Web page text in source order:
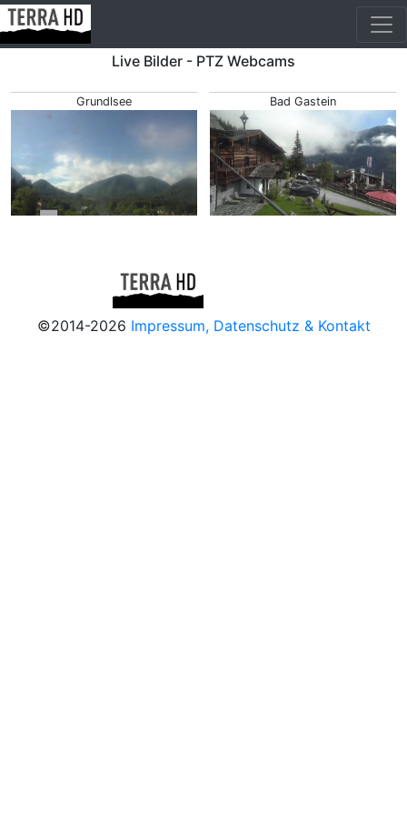
Live Bilder - PTZ Webcams
Grundlsee Bad Gastein
©2014-2026 Impressum, Datenschutz & Kontakt